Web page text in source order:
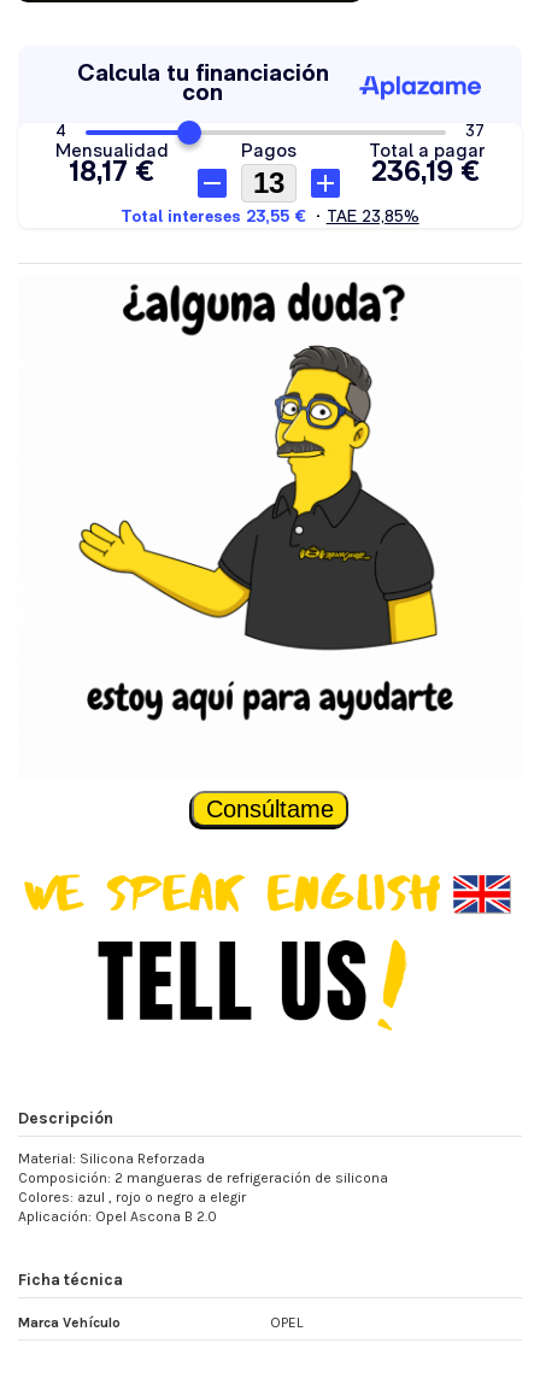
Consúltame
Descripción
Material: Silicona Reforzada
Composición: 2 mangueras de refrigeración de silicona
Colores: azul , rojo o negro a elegir
Aplicación: Opel Ascona B 2.0
Ficha técnica
Marca Vehículo OPEL